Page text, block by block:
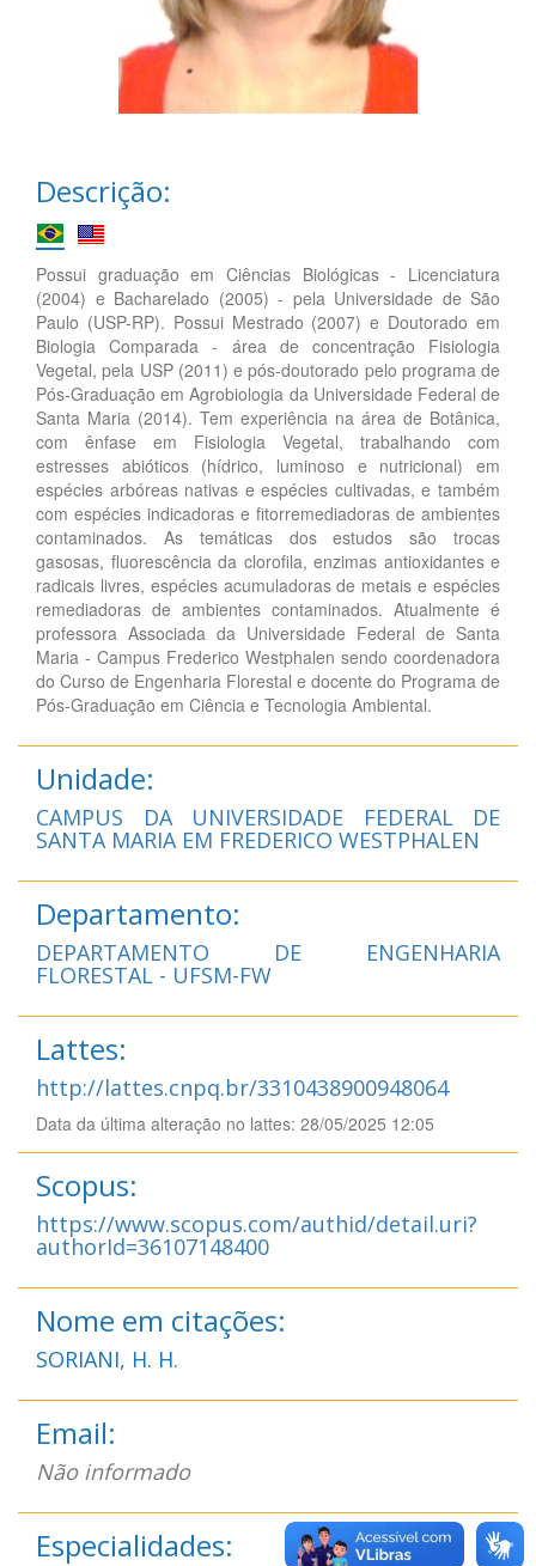
Descrição:
Possui graduação em Ciências Biológicas - Licenciatura
(2004) e Bacharelado (2005) - pela Universidade de São
Paulo (USP-RP). Possui Mestrado (2007) e Doutorado em
Biologia Comparada - área de concentração Fisiologia
Vegetal, pela USP (2011) e pós-doutorado pelo programa de
Pós-Graduação em Agrobiologia da Universidade Federal de
Santa Maria (2014). Tem experiência na área de Botânica,
com ênfase em Fisiologia Vegetal, trabalhando com
estresses abióticos (hídrico, luminoso e nutricional) em
espécies arbóreas nativas e espécies cultivadas, e também
com espécies indicadoras e fitorremediadoras de ambientes
contaminados. As temáticas dos estudos são trocas
gasosas, fluorescência da clorofila, enzimas antioxidantes e
radicais livres, espécies acumuladoras de metais e espécies
remediadoras de ambientes contaminados. Atualmente é
professora Associada da Universidade Federal de Santa
Maria - Campus Frederico Westphalen sendo coordenadora
do Curso de Engenharia Florestal e docente do Programa de
Pós-Graduação em Ciência e Tecnologia Ambiental.
Unidade:
CAMPUS DA UNIVERSIDADE FEDERAL DE
SANTA MARIA EM FREDERICO WESTPHALEN
Departamento:
DEPARTAMENTO DE ENGENHARIA
FLORESTAL - UFSM-FW
Lattes:
http://lattes.cnpq.br/3310438900948064
Data da última alteração no lattes: 28/05/2025 12:05
Scopus:
https://www.scopus.com/authid/detail.uri?
authorId=36107148400
Nome em citações:
SORIANI, H. H.
Email:
Não informado
Especialidades: